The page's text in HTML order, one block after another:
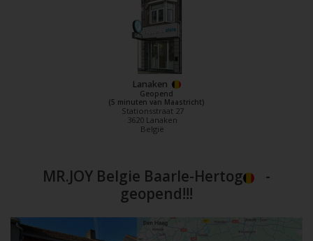
Lanaken
Geopend
(5 minuten van Maastricht)
Stationsstraat 27
3620 Lanaken
België
MR.JOY Belgie Baarle-Hertog
-
geopend!!!